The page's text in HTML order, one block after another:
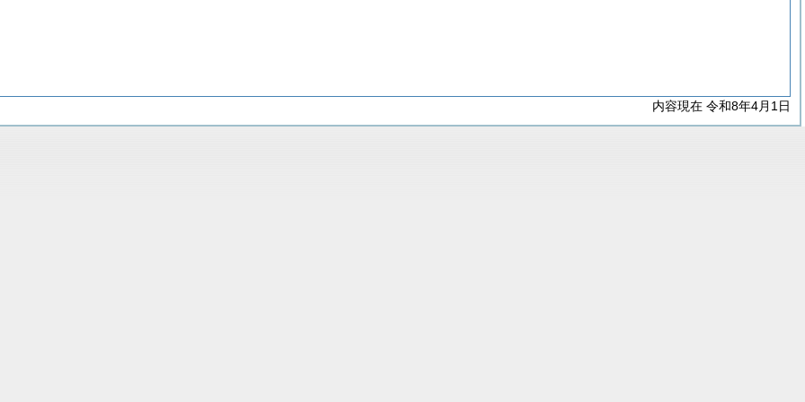
内容現在 令和8年4月1日